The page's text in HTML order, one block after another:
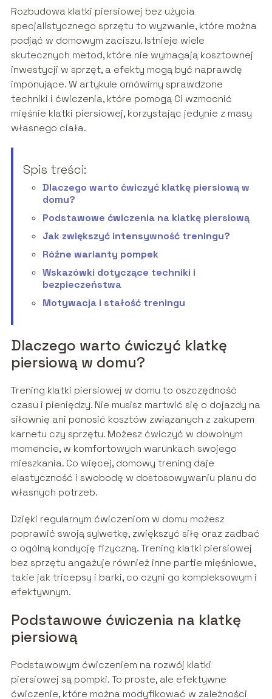
Rozbudowa klatki piersiowej bez użycia
specjalistycznego sprzętu to wyzwanie, które można
podjąć w domowym zaciszu. Istnieje wiele
skutecznych metod, które nie wymagają kosztownej
inwestycji w sprzęt, a efekty mogą być naprawdę
imponujące. W artykule omówimy sprawdzone
techniki i ćwiczenia, które pomogą Ci wzmocnić
mięśnie klatki piersiowej, korzystając jedynie z masy
własnego ciała.
Spis treści:
Dlaczego warto ćwiczyć klatkę piersiową w
domu?
Podstawowe ćwiczenia na klatkę piersiową
Jak zwiększyć intensywność treningu?
Różne warianty pompek
Wskazówki dotyczące techniki i
bezpieczeństwa
Motywacja i stałość treningu
Dlaczego warto ćwiczyć klatkę
piersiową w domu?
Trening klatki piersiowej w domu to oszczędność
czasu i pieniędzy. Nie musisz martwić się o dojazdy na
siłownię ani ponosić kosztów związanych z zakupem
karnetu czy sprzętu. Możesz ćwiczyć w dowolnym
momencie, w komfortowych warunkach swojego
mieszkania. Co więcej, domowy trening daje
elastyczność i swobodę w dostosowywaniu planu do
własnych potrzeb.
Dzięki regularnym ćwiczeniom w domu możesz
poprawić swoją sylwetkę, zwiększyć siłę oraz zadbać
o ogólną kondycję fizyczną. Trening klatki piersiowej
bez sprzętu angażuje również inne partie mięśniowe,
takie jak tricepsy i barki, co czyni go kompleksowym i
efektywnym.
Podstawowe ćwiczenia na klatkę
piersiową
Podstawowym ćwiczeniem na rozwój klatki
piersiowej są pompki. To proste, ale efektywne
ćwiczenie, które można modyfikować w zależności